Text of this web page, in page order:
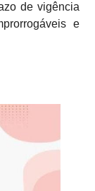
de vigência
e